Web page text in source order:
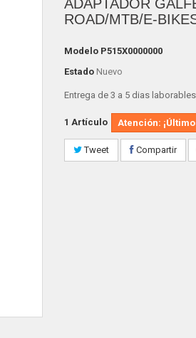
ADAPTADOR
ROAD/MTB/E-
Modelo P515X0000000
Estado Nuevo
Entrega de 3 a 5 dias laborables
1 Artículo Atención:
Tweet Compartir